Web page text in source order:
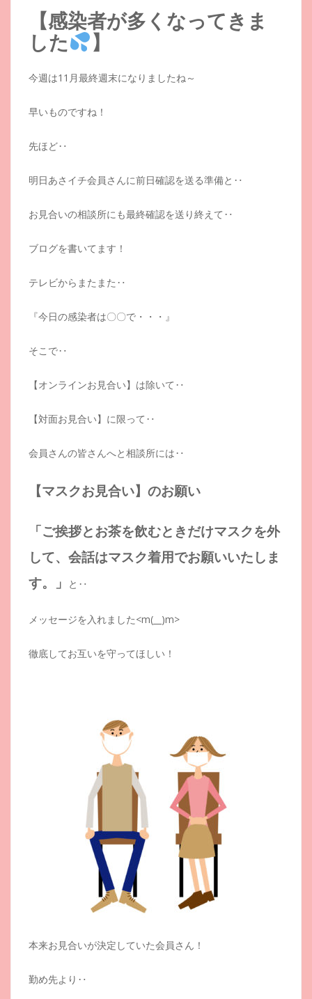
【感染者が多くなってきま
した
】
今週は11月最終週末になりましたね～
早いものですね！
先ほど‥
明日あさイチ会員さんに前日確認を送る準備と‥
お見合いの相談所にも最終確認を送り終えて‥
ブログを書いてます！
テレビからまたまた‥
『今日の感染者は〇〇で・・・』
そこで‥
【オンラインお見合い】は除いて‥
【対面お見合い】に限って‥
会員さんの皆さんへと相談所には‥
【マスクお見合い】のお願い
「ご挨拶とお茶を飲むときだけマスクを外
して、会話はマスク着用でお願いいたしま
す。」
と‥
メッセージを入れました<m(__)m>
徹底してお互いを守ってほしい！
本来お見合いが決定していた会員さん！
勤め先より‥